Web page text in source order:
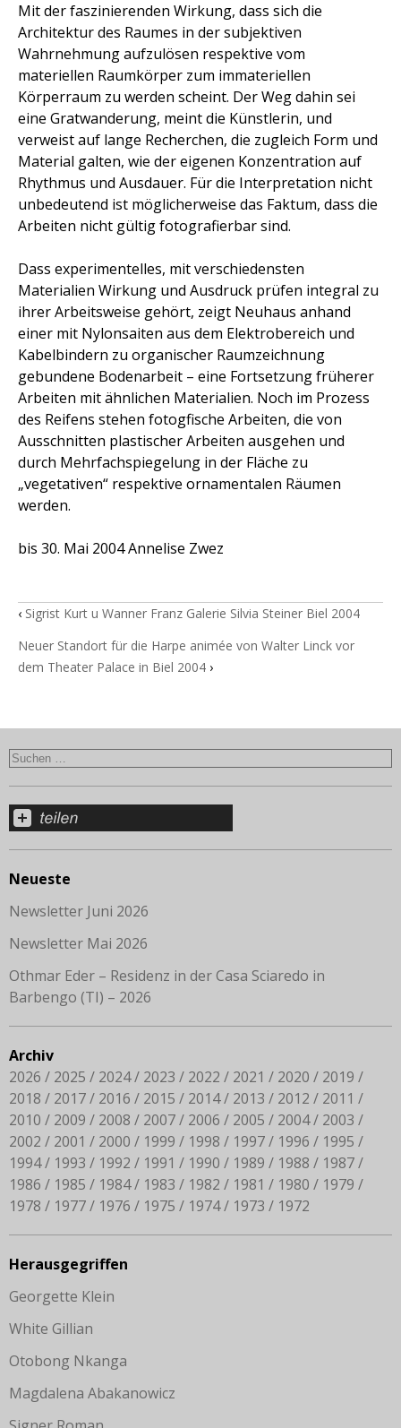
Mit der faszinierenden Wirkung, dass sich die
Architektur des Raumes in der subjektiven
Wahrnehmung aufzulösen respektive vom
materiellen Raumkörper zum immateriellen
Körperraum zu werden scheint. Der Weg dahin sei
eine Gratwanderung, meint die Künstlerin, und
verweist auf lange Recherchen, die zugleich Form und
Material galten, wie der eigenen Konzentration auf
Rhythmus und Ausdauer. Für die Interpretation nicht
unbedeutend ist möglicherweise das Faktum, dass die
Arbeiten nicht gültig fotografierbar sind.
Dass experimentelles, mit verschiedensten
Materialien Wirkung und Ausdruck prüfen integral zu
ihrer Arbeitsweise gehört, zeigt Neuhaus anhand
einer mit Nylonsaiten aus dem Elektrobereich und
Kabelbindern zu organischer Raumzeichnung
gebundene Bodenarbeit – eine Fortsetzung früherer
Arbeiten mit ähnlichen Materialien. Noch im Prozess
des Reifens stehen fotogfische Arbeiten, die von
Ausschnitten plastischer Arbeiten ausgehen und
durch Mehrfachspiegelung in der Fläche zu
„vegetativen“ respektive ornamentalen Räumen
werden.
bis 30. Mai 2004 Annelise Zwez
‹ Sigrist Kurt u Wanner Franz Galerie Silvia Steiner Biel 2004
Neuer Standort für die Harpe animée von Walter Linck vor
dem Theater Palace in Biel 2004 ›
Neueste
Newsletter Juni 2026
Newsletter Mai 2026
Othmar Eder – Residenz in der Casa Sciaredo in
Barbengo (TI) – 2026
Archiv
2026
2025 2024 2023 2022 2021 2020
2019
2018
2017 2016 2015 2014 2013 2012
2011
2010
2009 2008 2007 2006 2005 2004
2003
2002
2001 2000 1999 1998 1997 1996
1995
1994
1993 1992 1991 1990 1989 1988
1987
1986
1985 1984 1983 1982 1981 1980
1979
1978
1977 1976 1975 1974 1973 1972
Herausgegriffen
Georgette Klein
White Gillian
Otobong Nkanga
Magdalena Abakanowicz